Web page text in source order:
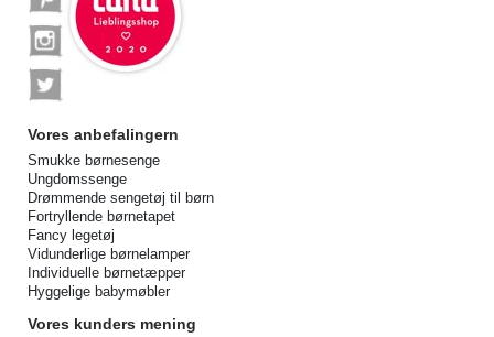
Vores anbefalingern
Smukke børnesenge
Ungdomssenge
Drømmende sengetøj til børn
Fortryllende børnetapet
Fancy legetøj
Vidunderlige børnelamper
Individuelle børnetæpper
Hyggelige babymøbler
Vores kunders mening